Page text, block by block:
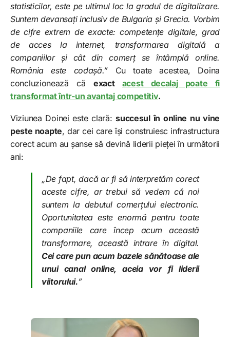
statisticilor, este pe ultimul loc la gradul de digitalizare.
Suntem devansați inclusiv de Bulgaria și Grecia. Vorbim
de cifre extrem de exacte: competențe digitale, grad
de acces la internet, transformarea digitală a
companiilor și cât din comerț se întâmplă online.
România este codașă.” Cu toate acestea, Doina
concluzionează că exact acest decalaj poate fi
transformat într-un avantaj competitiv.
Viziunea Doinei este clară:succesul în online nu vine
peste noapte, dar cei care își construiesc infrastructura
corect acum au șanse să devină liderii pieței în următorii
ani:
„De fapt, dacă ar fi să interpretăm corect
aceste cifre, ar trebui să vedem că noi
suntem la debutul comerțului electronic.
Oportunitatea este enormă pentru toate
companiile care încep acum această
transformare, această intrare în digital.
Cei care pun acum bazele sănătoase ale
unui canal online, aceia vor fi liderii
viitorului.”